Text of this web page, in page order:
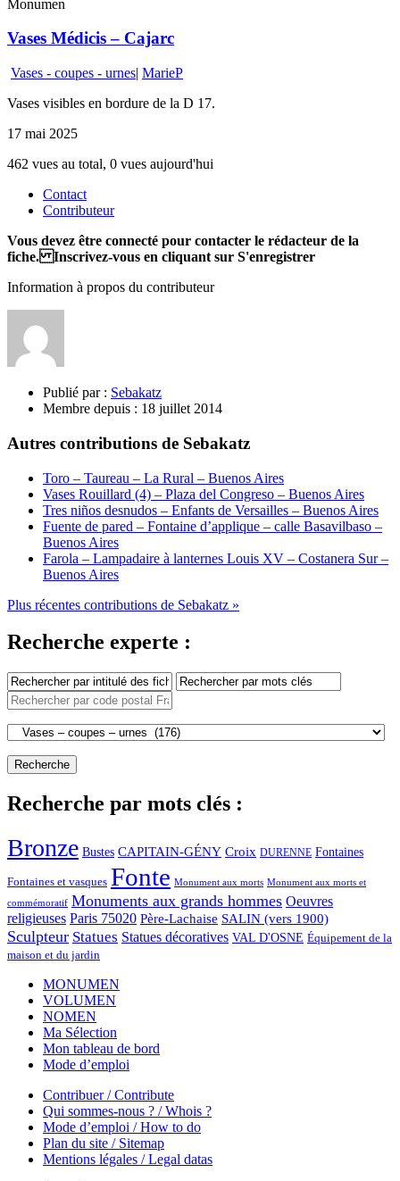
Monumen
Vases Médicis – Cajarc
Vases - coupes - urnes| MarieP
Vases visibles en bordure de la D 17.
17 mai 2025
462 vues au total, 0 vues aujourd'hui
Contact
Contributeur
Vous devez être connecté pour contacter le rédacteur de la
fiche. Inscrivez-vous en cliquant sur S'enregistrer
Information à propos du contributeur
Publié par : Sebakatz
Membre depuis : 18 juillet 2014
Autres contributions de Sebakatz
Toro – Taureau – La Rural – Buenos Aires
Vases Rouillard (4) – Plaza del Congreso – Buenos Aires
Tres niños desnudos – Enfants de Versailles – Buenos Aires
Fuente de pared – Fontaine d’applique – calle Basavilbaso –
Buenos Aires
Farola – Lampadaire à lanternes Louis XV – Costanera Sur –
Buenos Aires
Plus récentes contributions de Sebakatz »
Recherche experte :
Recherche par mots clés :
Bronze Bustes CAPITAIN-GÉNY Croix DURENNE Fontaines
Fontaines et vasques Fonte Monument aux morts Monument aux morts et
commémoratif Monuments aux grands hommes Oeuvres
religieuses Paris 75020 Père-Lachaise SALIN (vers 1900)
Sculpteur Statues Statues décoratives VAL D'OSNE Équipement de la
maison et du jardin
MONUMEN
VOLUMEN
NOMEN
Ma Sélection
Mon tableau de bord
Mode d’emploi
Contribuer / Contribute
Qui sommes-nous ? / Whois ?
Mode d’emploi / How to do
Plan du site / Sitemap
Mentions légales / Legal datas